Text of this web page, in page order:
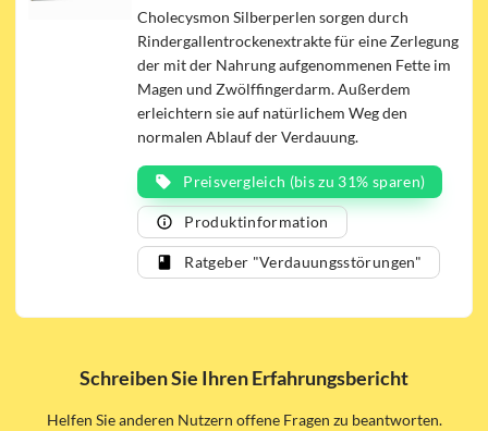
Cholecysmon Silberperlen sorgen durch
Rindergallentrockenextrakte für eine Zerlegung
der mit der Nahrung aufgenommenen Fette im
Magen und Zwölffingerdarm. Außerdem
erleichtern sie auf natürlichem Weg den
normalen Ablauf der Verdauung.
Preisvergleich (bis zu 31% sparen)
Produktinformation
Ratgeber "Verdauungsstörungen"
Schreiben Sie Ihren Erfahrungsbericht
Helfen Sie anderen Nutzern offene Fragen zu beantworten.